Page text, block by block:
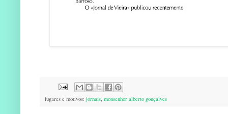
lugares e motivos: jornais, monsenhor alberto gonçalves